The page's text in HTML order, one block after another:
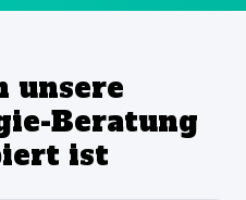
unsere
Beratung
ist